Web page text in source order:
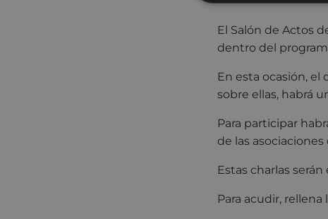
El Salón de Actos
dentro del
En esta ocasión,
sobre ellas, habrá
Para participar
de las
Estas charlas
Para acudir, rellena